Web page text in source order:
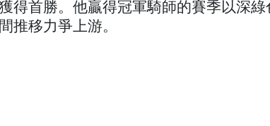
得首勝。他贏得冠軍騎師的賽季以深綠
推移力爭上游。